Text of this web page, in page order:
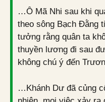
…Ô Mã Nhi sau khi
theo sông Bạch Đằng
tưởng rằng quân ta
thuyền lương đi sau
không chú ý đến
…Khánh Dư đã củng